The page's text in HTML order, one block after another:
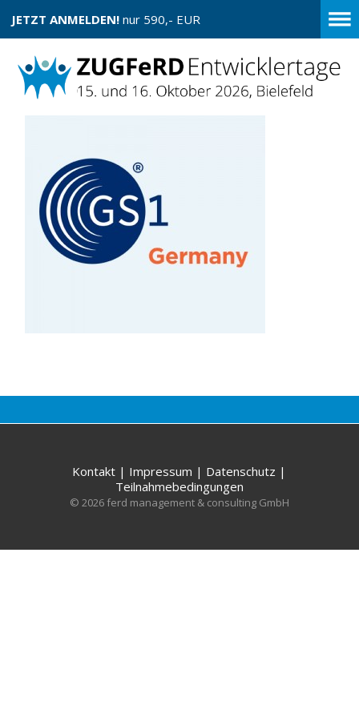
JETZT ANMELDEN! nur 590,- EUR
Kontakt | Impressum | Datenschutz |
Teilnahmebedingungen
© 2026 ferd management & consulting GmbH